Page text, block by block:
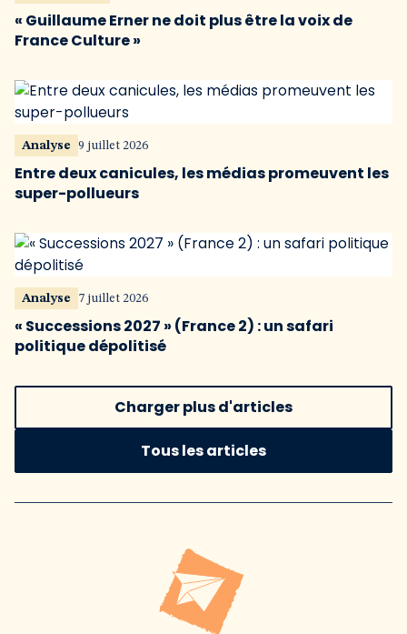
« Guillaume Erner ne doit plus être la voix de
France Culture »
Analyse 9 juillet 2026
Entre deux canicules, les médias promeuvent les
super-pollueurs
Analyse 7 juillet 2026
« Successions 2027 » (France 2) : un safari
politique dépolitisé
Charger plus d'articles
Tous les articles